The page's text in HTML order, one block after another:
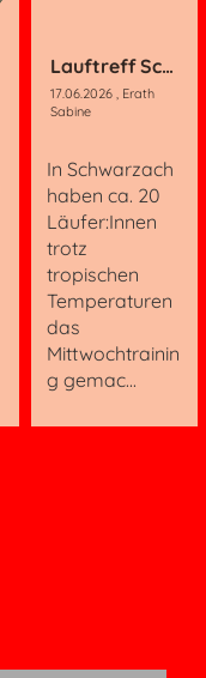
Lauftreff Schwarzach
17.06.2026, Erath
Sabine
In Schwarzach
haben ca. 20
Läufer:Innen
trotz
tropischen
Temperaturen
das
Mittwochtrainin
g gemac...